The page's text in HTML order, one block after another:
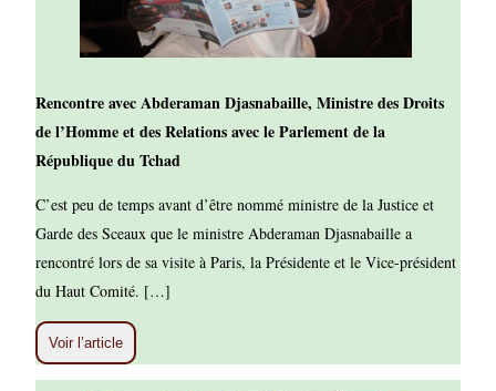
Rencontre avec Abderaman Djasnabaille, Ministre des Droits
de l’Homme et des Relations avec le Parlement de la
République du Tchad
C’est peu de temps avant d’être nommé ministre de la Justice et
Garde des Sceaux que le ministre Abderaman Djasnabaille a
rencontré lors de sa visite à Paris, la Présidente et le Vice-président
du Haut Comité. […]
Voir l’article